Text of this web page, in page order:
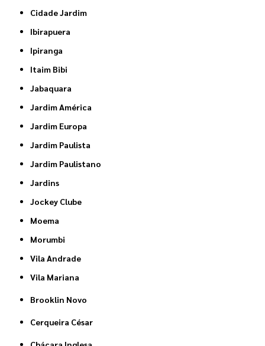
Cidade Jardim
Ibirapuera
Ipiranga
Itaim Bibi
Jabaquara
Jardim América
Jardim Europa
Jardim Paulista
Jardim Paulistano
Jardins
Jockey Clube
Moema
Morumbi
Vila Andrade
Vila Mariana
Brooklin Novo
Cerqueira César